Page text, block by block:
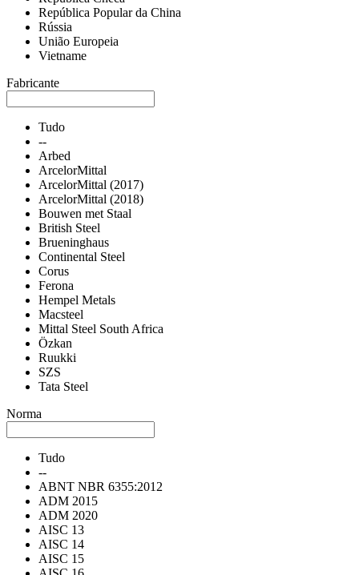
República Popular da China
Rússia
União Europeia
Vietname
Fabricante
Tudo
--
Arbed
ArcelorMittal
ArcelorMittal (2017)
ArcelorMittal (2018)
Bouwen met Staal
British Steel
Brueninghaus
Continental Steel
Corus
Ferona
Hempel Metals
Macsteel
Mittal Steel South Africa
Özkan
Ruukki
SZS
Tata Steel
Norma
Tudo
--
ABNT NBR 6355:2012
ADM 2015
ADM 2020
AISC 13
AISC 14
AISC 15